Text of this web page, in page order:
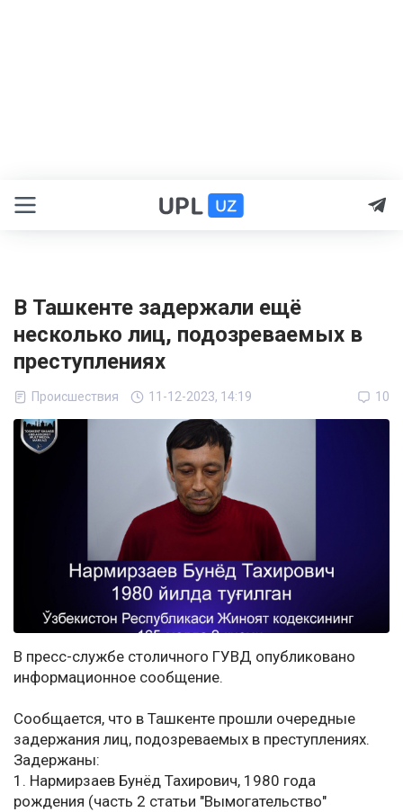
В Ташкенте задержали ещё
несколько лиц, подозреваемых в
преступлениях
Происшествия 11-12-2023, 14:19 10
В пресс-службе столичного ГУВД опубликовано
информационное сообщение.
Сообщается, что в Ташкенте прошли очередные
задержания лиц, подозреваемых в преступлениях.
Задержаны:
1. Нармирзаев Бунёд Тахирович, 1980 года
рождения (часть 2 статьи "Вымогательство"